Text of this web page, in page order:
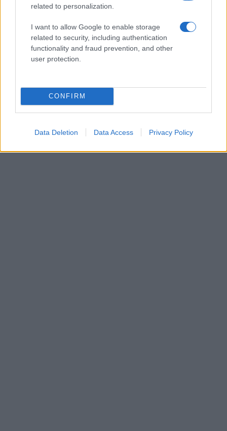
related to personalization.
I want to allow Google to enable storage
related to security, including authentication
functionality and fraud prevention, and other
user protection.
CONFIRM
Data Deletion Data Access Privacy Policy